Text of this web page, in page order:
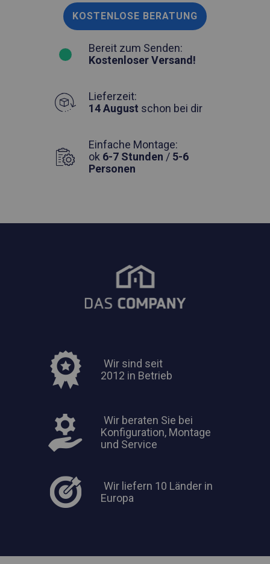
KOSTENLOSE BERATUNG
Bereit zum Senden:
Kostenloser Versand!
Lieferzeit:
14 August schon bei dir
Einfache Montage:
ok 6-7 Stunden / 5-6
Personen
Wir sind seit
2012 in Betrieb
Wir beraten Sie bei
Konfiguration, Montage
und Service
Wir liefern 10 Länder in
Europa